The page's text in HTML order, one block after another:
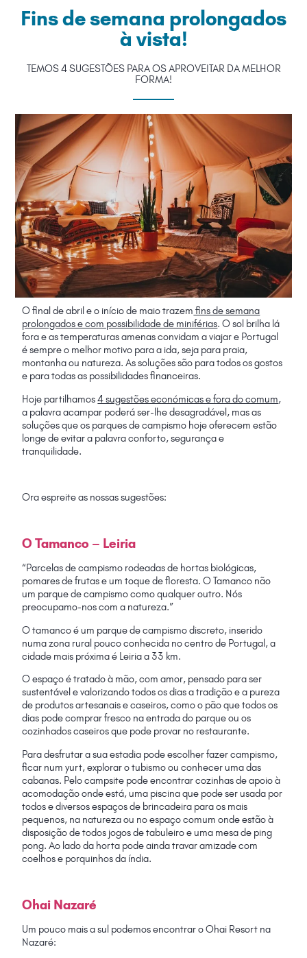
Fins de semana prolongados
à vista!
TEMOS 4 SUGESTÕES PARA OS APROVEITAR DA MELHOR
FORMA!
O final de abril e o início de maio trazem fins de semana
prolongados e com possibilidade de miniférias. O sol brilha lá
fora e as temperaturas amenas convidam a viajar e Portugal
é sempre o melhor motivo para a ida, seja para praia,
montanha ou natureza. As soluções são para todos os gostos
e para todas as possibilidades financeiras.
Hoje partilhamos4 sugestões económicas e fora do comum,
a palavra acampar poderá ser-lhe desagradável, mas as
soluções que os parques de campismo hoje oferecem estão
longe de evitar a palavra conforto, segurança e
tranquilidade.
Ora espreite as nossas sugestões:
O Tamanco – Leiria
“Parcelas de campismo rodeadas de hortas biológicas,
pomares de frutas e um toque de floresta. O Tamanco não
um parque de campismo como qualquer outro. Nós
preocupamo-nos com a natureza.”
O tamanco é um parque de campismo discreto, inserido
numa zona rural pouco conhecida no centro de Portugal, a
cidade mais próxima é Leiria a 33 km.
O espaço é tratado à mão, com amor, pensado para ser
sustentável e valorizando todos os dias a tradição e a pureza
de produtos artesanais e caseiros, como o pão que todos os
dias pode comprar fresco na entrada do parque ou os
cozinhados caseiros que pode provar no restaurante.
Para desfrutar a sua estadia pode escolher fazer campismo,
ficar num yurt, explorar o tubismo ou conhecer uma das
cabanas. Pelo campsite pode encontrar cozinhas de apoio à
acomodação onde está, uma piscina que pode ser usada por
todos e diversos espaços de brincadeira para os mais
pequenos, na natureza ou no espaço comum onde estão à
disposição de todos jogos de tabuleiro e uma mesa de ping
pong. Ao lado da horta pode ainda travar amizade com
coelhos e porquinhos da índia.
Ohai Nazaré
Um pouco mais a sul podemos encontrar o Ohai Resort na
Nazaré: